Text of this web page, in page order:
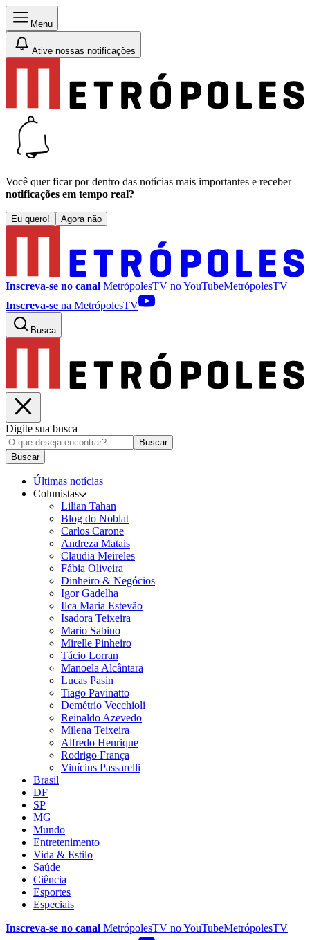
Menu
Ative nossas notificações
Você quer ficar por dentro das notícias mais importantes e receber
notificações em tempo real?
Eu quero! Agora não
Inscreva-se no canal MetrópolesTV noYouTubeMetrópolesTV
Inscreva-se na MetrópolesTV
Busca
Digite sua busca
Buscar
Buscar
Últimas notícias
Colunistas
Lilian Tahan
Blog do Noblat
Carlos Carone
Andreza Matais
Claudia Meireles
Fábia Oliveira
Dinheiro & Negócios
Igor Gadelha
Ilca Maria Estevão
Isadora Teixeira
Mario Sabino
Mirelle Pinheiro
Tácio Lorran
Manoela Alcântara
Lucas Pasin
Tiago Pavinatto
Demétrio Vecchioli
Reinaldo Azevedo
Milena Teixeira
Alfredo Henrique
Rodrigo França
Vinícius Passarelli
Brasil
DF
SP
MG
Mundo
Entretenimento
Vida & Estilo
Saúde
Ciência
Esportes
Especiais
Inscreva-se no canal MetrópolesTV noYouTubeMetrópolesTV